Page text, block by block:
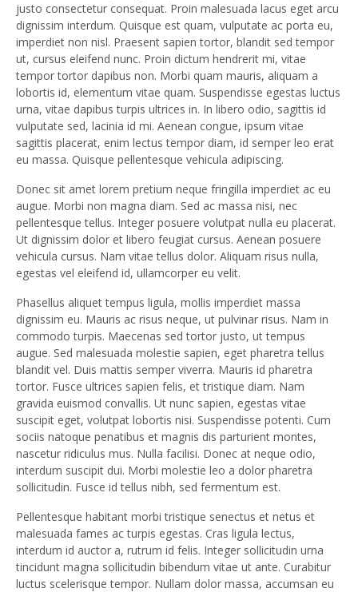
justo consectetur consequat. Proin malesuada lacus eget arcu
dignissim interdum. Quisque est quam, vulputate ac porta eu,
imperdiet non nisl. Praesent sapien tortor, blandit sed tempor
ut, cursus eleifend nunc. Proin dictum hendrerit mi, vitae
tempor tortor dapibus non. Morbi quam mauris, aliquam a
lobortis id, elementum vitae quam. Suspendisse egestas luctus
urna, vitae dapibus turpis ultrices in. In libero odio, sagittis id
vulputate sed, lacinia id mi. Aenean congue, ipsum vitae
sagittis placerat, enim lectus tempor diam, id semper leo erat
eu massa. Quisque pellentesque vehicula adipiscing.
Donec sit amet lorem pretium neque fringilla imperdiet ac eu
augue. Morbi non magna diam. Sed ac massa nisi, nec
pellentesque tellus. Integer posuere volutpat nulla eu placerat.
Ut dignissim dolor et libero feugiat cursus. Aenean posuere
vehicula cursus. Nam vitae tellus dolor. Aliquam risus nulla,
egestas vel eleifend id, ullamcorper eu velit.
Phasellus aliquet tempus ligula, mollis imperdiet massa
dignissim eu. Mauris ac risus neque, ut pulvinar risus. Nam in
commodo turpis. Maecenas sed tortor justo, ut tempus
augue. Sed malesuada molestie sapien, eget pharetra tellus
blandit vel. Duis mattis semper viverra. Mauris id pharetra
tortor. Fusce ultrices sapien felis, et tristique diam. Nam
gravida euismod convallis. Ut nunc sapien, egestas vitae
suscipit eget, volutpat lobortis nisi. Suspendisse potenti. Cum
sociis natoque penatibus et magnis dis parturient montes,
nascetur ridiculus mus. Nulla facilisi. Donec at neque odio,
interdum suscipit dui. Morbi molestie leo a dolor pharetra
sollicitudin. Fusce id tellus nibh, sed fermentum est.
Pellentesque habitant morbi tristique senectus et netus et
malesuada fames ac turpis egestas. Cras ligula lectus,
interdum id auctor a, rutrum id felis. Integer sollicitudin urna
tincidunt magna sollicitudin bibendum vitae ut ante. Curabitur
luctus scelerisque tempor. Nullam dolor massa, accumsan eu